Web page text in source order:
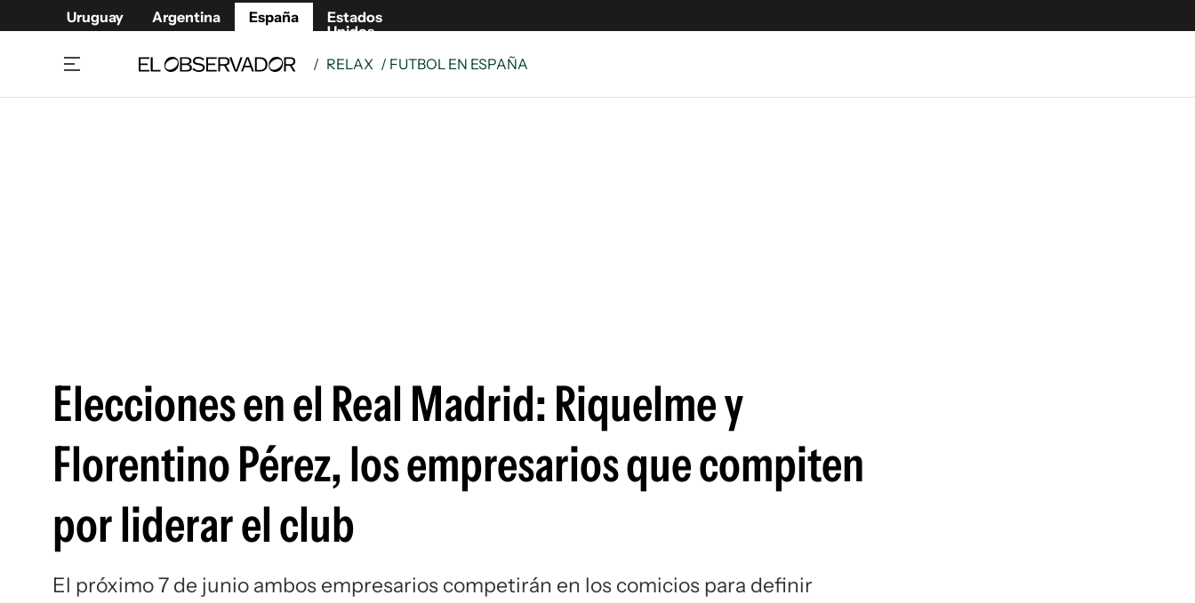
Uruguay Argentina España
Estados
Unidos
/ RELAX / FUTBOL EN ESPAÑA
Elecciones en el Real Madrid: Riquelme y
Florentino Pérez, los empresarios que compiten
por liderar el club
El próximo 7 de junio ambos empresarios competirán en los comicios para definir